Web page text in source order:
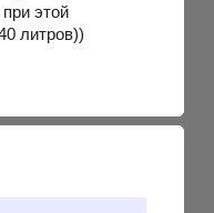
этой
литров))